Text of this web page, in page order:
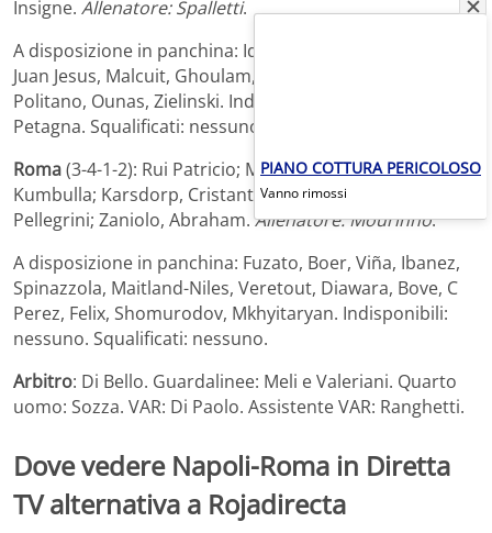
Insigne. Allenatore: Spalletti.
A disposizione in panchina: Idasiak, Marfella, Tuanzebe,
Juan Jesus, Malcuit, Ghoulam, Demme, Elmas, Mertens,
Politano, Ounas, Zielinski. Indisponibili: Di Lorenzo,
Petagna. Squalificati: nessuno.
Roma(3-4-1-2): Rui Patricio; Mancini, Smalling,
Kumbulla; Karsdorp, Cristante, Oliveira, Zalewski;
Pellegrini; Zaniolo, Abraham.Allenatore: Mourinho.
A disposizione in panchina: Fuzato, Boer, Viña, Ibanez,
Spinazzola, Maitland-Niles, Veretout, Diawara, Bove, C
Perez, Felix, Shomurodov, Mkhyitaryan. Indisponibili:
nessuno. Squalificati: nessuno.
Arbitro: Di Bello. Guardalinee: Meli e Valeriani. Quarto
uomo: Sozza. VAR: Di Paolo. Assistente VAR: Ranghetti.
Dove vedere Napoli-Roma in Diretta
TV alternativa a Rojadirecta
PIANO COTTURA PERICOLOSO
Vanno rimossi